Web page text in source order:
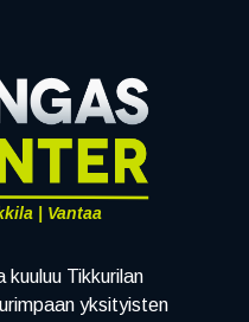
| Vantaa
kuuluu Tikkurilan
yksityisten